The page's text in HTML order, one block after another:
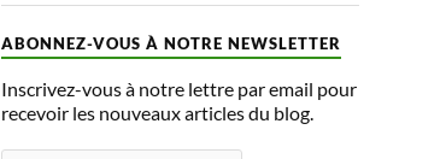
ABONNEZ-VOUS À NOTRE NEWSLETTER
Inscrivez-vous à notre lettre par email pour
recevoir les nouveaux articles du blog.